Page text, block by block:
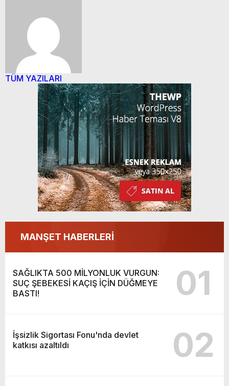
TÜM YAZILARI
MANŞET HABERLERİ
SAĞLIKTA 500 MİLYONLUK VURGUN:
SUÇ ŞEBEKESİ KAÇIŞ İÇİN DÜĞMEYE
BASTI!
01
İşsizlik Sigortası Fonu'nda devlet
katkısı azaltıldı
02